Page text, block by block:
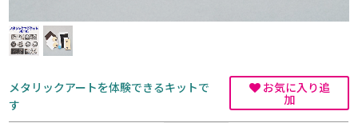
メタリックアートを体験できるキットで
す
お気に入り追
加